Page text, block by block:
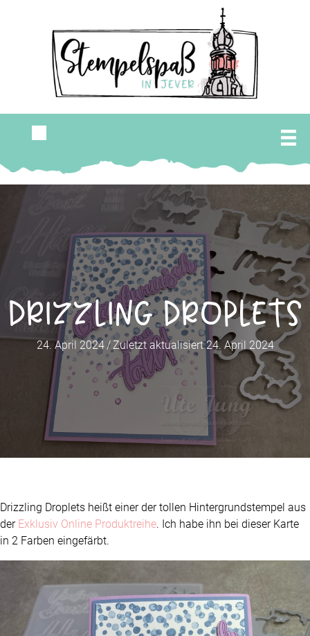
Drizzling Droplets
24. April 2024 / Zuletzt aktualisiert 24. April 2024
Drizzling Droplets heißt einer der tollen Hintergrundstempel aus
der Exklusiv Online Produktreihe. Ich habe ihn bei dieser Karte
in 2 Farben eingefärbt.